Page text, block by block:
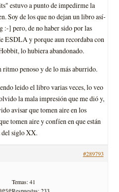
estuvo a punto de impedirme la
Soy de los que no dejan un libro así­
:-] pero, de no haber sido por las
ESDLA y porque aun recordaba con
lo hubiera abandonado.
penoso y de lo más aburrido.
leido el libro varias veces, lo veo
la mala impresión que me dió y,
avisar que tomen aire en los
tomen aire y confí­en en que están
del siglo XX.
#289793
Temas: 41